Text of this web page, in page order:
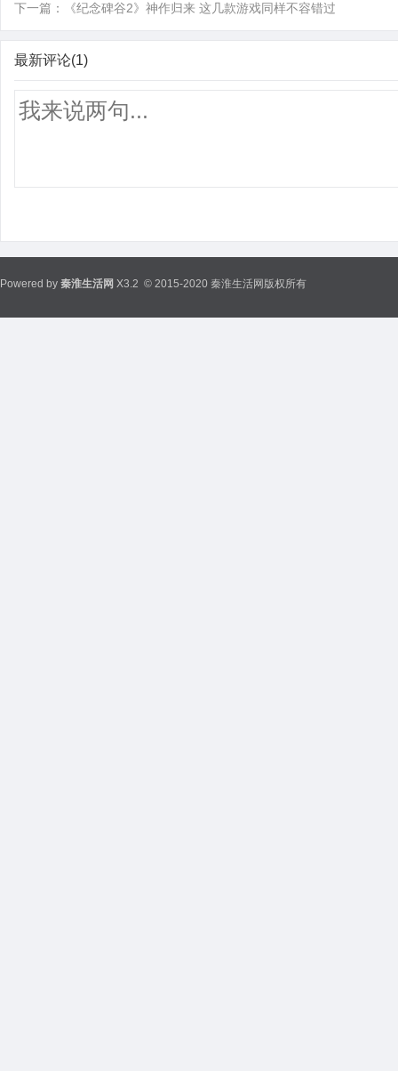
下一篇： 《纪念碑谷2》神作归来 这几款游戏同样不容错过
最新评论(1)
Powered by 秦淮生活网 X3.2 © 2015-2020 秦淮生活网版权所有